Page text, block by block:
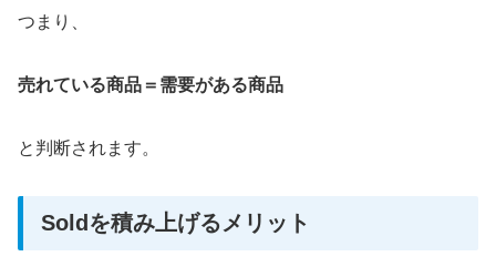
つまり、
売れている商品＝需要がある商品
と判断されます。
Soldを積み上げるメリット